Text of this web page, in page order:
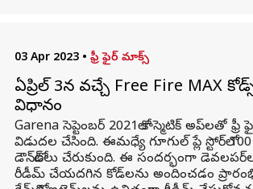
03 Apr 2023 • ఫ్రీ ఫైర్ మాక్స్
ఏప్రిల్ 3న వచ్చే Free Fire MAX
విధానం
Garena సెప్టెంబర్ 2021లో కాస్మెటిక్ అప్‌లతో
విడుదల చేసింది. ఈమధ్యే గూగుల్ ప్లే స్టోర్‌లో
డౌన్‌లోడ్‌లు చేరుకుంది. ఈ సందర్భంగా
రీడీమ్ చేయదగిన కోడ్‌లను అందించడం